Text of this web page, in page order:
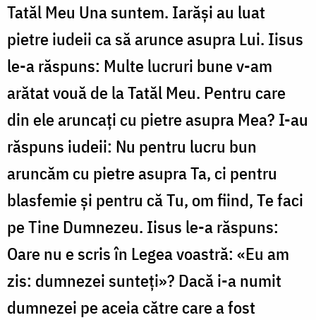
Tatăl Meu Una suntem. Iarăși au luat
pietre iudeii ca să arunce asupra Lui. Iisus
le-a răspuns: Multe lucruri bune v-am
arătat vouă de la Tatăl Meu. Pentru care
din ele aruncați cu pietre asupra Mea? I-au
răspuns iudeii: Nu pentru lucru bun
aruncăm cu pietre asupra Ta, ci pentru
blasfemie și pentru că Tu, om fiind, Te faci
pe Tine Dumnezeu. Iisus le-a răspuns:
Oare nu e scris în Legea voastră: «Eu am
zis: dumnezei sunteți»? Dacă i-a numit
dumnezei pe aceia către care a fost